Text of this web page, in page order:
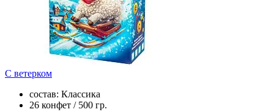
С ветерком
состав: Классика
26 конфет / 500 гр.